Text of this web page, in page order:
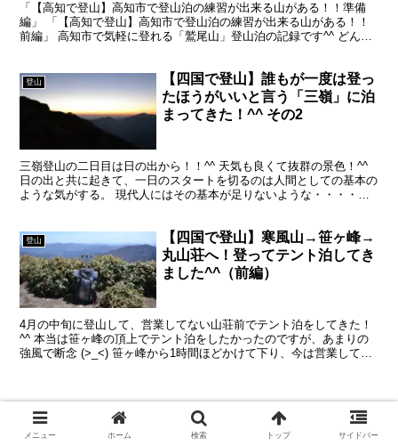
「【高知で登山】高知市で登山泊の練習が出来る山がある！！準備
編」 「【高知で登山】高知市で登山泊の練習が出来る山がある！！
前編」 高知市で気軽に登れる「鷲尾山」登山泊の記録です^^ どんな
登山
【四国で登山】誰もが一度は登っ
たほうがいいと言う「三嶺」に泊
まってきた！^^ その2
三嶺登山の二日目は日の出から！！^^ 天気も良くて抜群の景色！^^
日の出と共に起きて、一日のスタートを切るのは人間としての基本の
ような気がする。 現代人にはその基本が足りないような・・・・・
登山
【四国で登山】寒風山→笹ヶ峰→
丸山荘へ！登ってテント泊してき
ました^^（前編）
4月の中旬に登山して、営業してない山荘前でテント泊をしてきた！
^^ 本当は笹ヶ峰の頂上でテント泊をしたかったのですが、あまりの
強風で断念 (>_<) 笹ヶ峰から1時間ほどかけて下り、今は営業してい
メニュー ホーム 検索 トップ サイドバー